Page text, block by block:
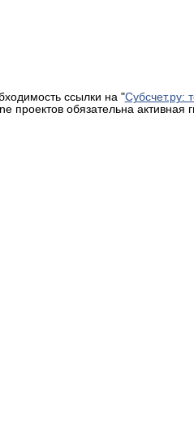
ссылки на "Субсчет.ру:
проектов обязательна активная